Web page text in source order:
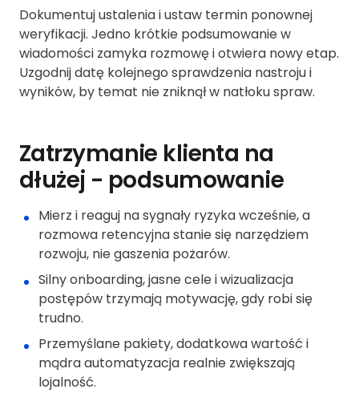
Dokumentuj ustalenia i ustaw termin ponownej
weryfikacji. Jedno krótkie podsumowanie w
wiadomości zamyka rozmowę i otwiera nowy etap.
Uzgodnij datę kolejnego sprawdzenia nastroju i
wyników, by temat nie zniknął w natłoku spraw.
Zatrzymanie klienta na
dłużej - podsumowanie
Mierz i reaguj na sygnały ryzyka wcześnie, a
rozmowa retencyjna stanie się narzędziem
rozwoju, nie gaszenia pożarów.
Silny onboarding, jasne cele i wizualizacja
postępów trzymają motywację, gdy robi się
trudno.
Przemyślane pakiety, dodatkowa wartość i
mądra automatyzacja realnie zwiększają
lojalność.